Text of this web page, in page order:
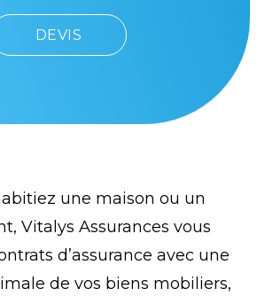
DEVIS
une maison ou un
Vitalys Assurances vous
d’assurance avec une
de vos biens mobiliers,